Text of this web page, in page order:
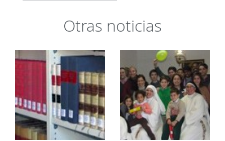
Otras noticias